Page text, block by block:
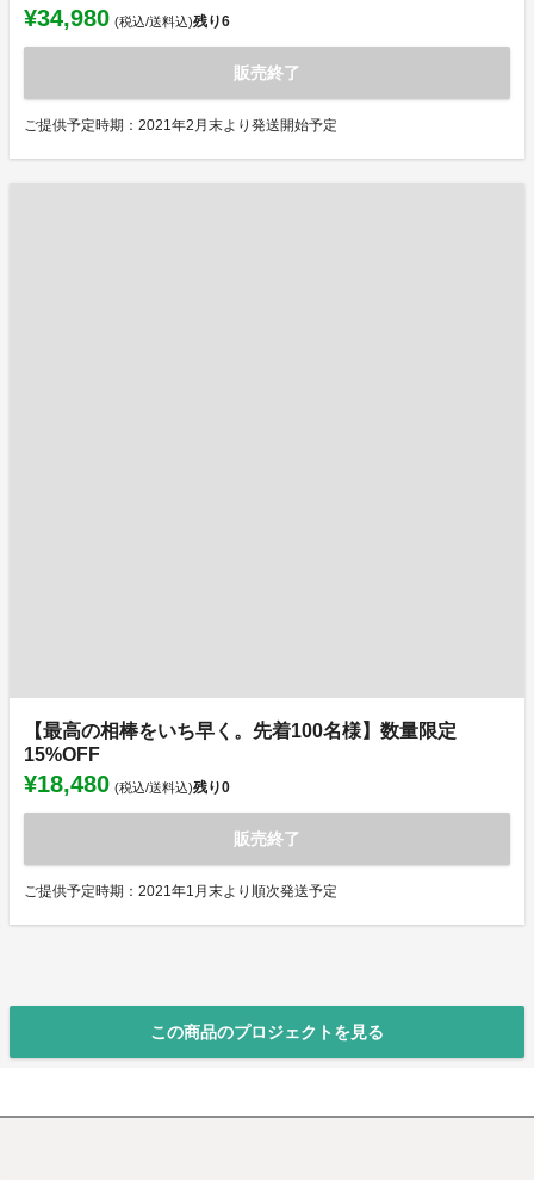
¥34,980 (税込/送料込)残り6
販売終了
ご提供予定時期：2021年2月末より発送開始予定
【最高の相棒をいち早く。先着100名様】数量限定
15%OFF
¥18,480 (税込/送料込)残り0
販売終了
ご提供予定時期：2021年1月末より順次発送予定
この商品のプロジェクトを見る